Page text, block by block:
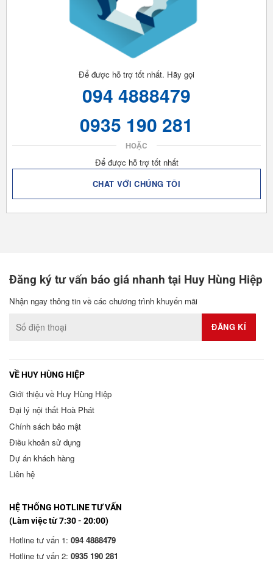
Để được hỗ trợ tốt nhất. Hãy gọi
094 4888479
0935 190 281
HOẶC
Để được hỗ trợ tốt nhất
CHAT VỚI CHÚNG TÔI
Đăng ký tư vấn báo giá nhanh tại Huy Hùng Hiệp
Nhận ngay thông tin về các chương trình khuyến mãi
VỀ HUY HÙNG HIỆP
Giới thiệu về Huy Hùng Hiệp
Đại lý nội thất Hoà Phát
Chính sách bảo mật
Điều khoản sử dụng
Dự án khách hàng
Liên hệ
HỆ THỐNG HOTLINE TƯ VẤN
(Làm việc từ 7:30 - 20:00)
Hotline tư vấn 1: 094 4888479
Hotline tư vấn 2: 0935 190 281